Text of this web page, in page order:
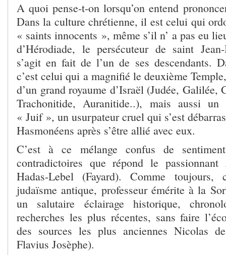
A quoi pense-t-on lorsqu’on entend
Dans la culture chrétienne, il est celui qui
« saints innocents », même s’il n’ a pas eu
d’Hérodiade, le persécuteur de saint
s’agit en fait de l’un de ses descendants.
c’est celui qui a magnifié le deuxième
d’un grand royaume d’Israël (Judée, Galilée,
Trachonitide, Auranitide..), mais aussi
« Juif », un usurpateur cruel qui s’est
Hasmonéens après s’être allié avec eux.
C’est à ce mélange confus de
contradictoires que répond le passionnant
Hadas-Lebel (Fayard). Comme toujours,
judaïsme antique, professeur émérite à la
un salutaire éclairage historique,
recherches les plus récentes, sans faire
des sources les plus anciennes Nicolas
Flavius Josèphe).